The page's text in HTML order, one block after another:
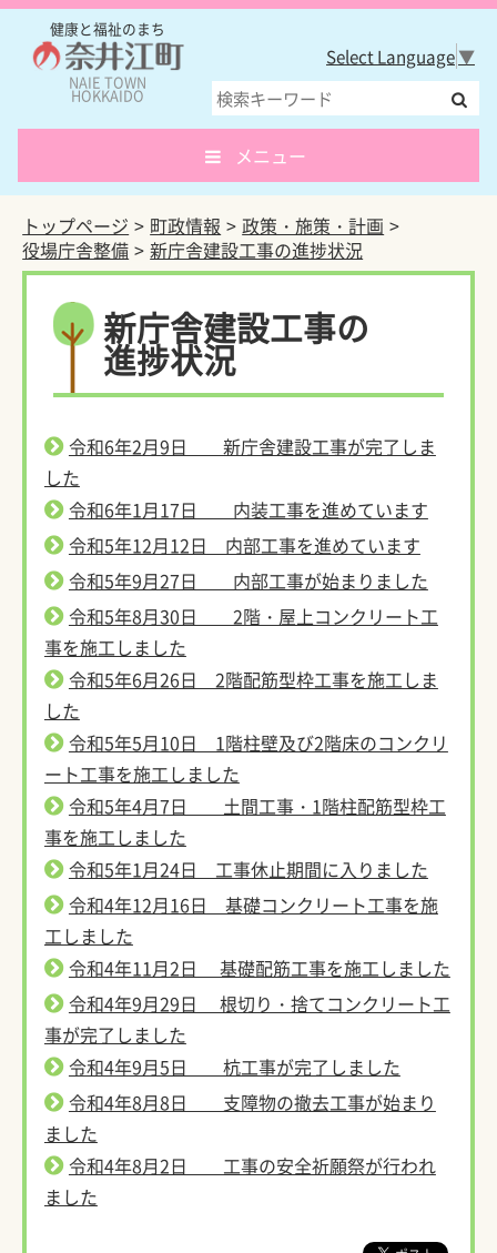
健康と福祉のまち
NAIE TOWN
HOKKAIDO
Select Language▼
メニュー
トップページ 町政情報
政策・施策・計画
役場庁舎整備
新庁舎建設工事の進捗状況
新庁舎建設工事の
進捗状況
令和6年2月9日 新庁舎建設工事が完了しま
した
令和6年1月17日 内装工事を進めています
令和5年12月12日 内部工事を進めています
令和5年9月27日 内部工事が始まりました
令和5年8月30日 2階・屋上コンクリート工
事を施工しました
令和5年6月26日 2階配筋型枠工事を施工しま
した
令和5年5月10日 1階柱壁及び2階床のコンクリ
ート工事を施工しました
令和5年4月7日 土間工事・1階柱配筋型枠工
事を施工しました
令和5年1月24日 工事休止期間に入りました
令和4年12月16日 基礎コンクリート工事を施
工しました
令和4年11月2日 基礎配筋工事を施工しました
令和4年9月29日 根切り・捨てコンクリート工
事が完了しました
令和4年9月5日 杭工事が完了しました
令和4年8月8日 支障物の撤去工事が始まり
ました
令和4年8月2日 工事の安全祈願祭が行われ
ました